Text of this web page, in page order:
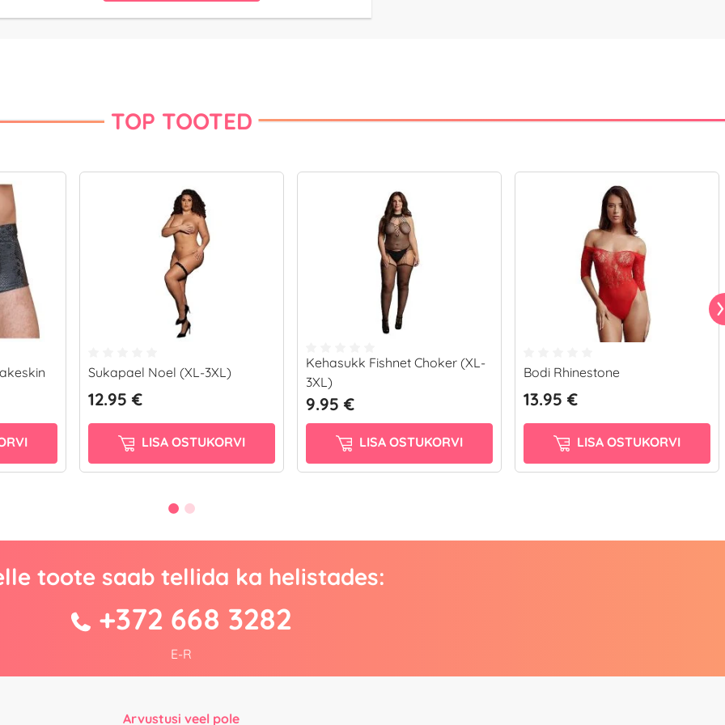
TOP TOOTED
Sukapael Noel (XL-3XL)
12.95 €
LISA OSTUKORVI
Kehasukk Fishnet Choker (XL-
3XL)
9.95 €
LISA OSTUKORVI
Bodi Rhinestone
13.95 €
LISA OSTUKORVI
toote saab tellida ka helistades:
+372 668 3282
E-R
Arvustusi veel pole